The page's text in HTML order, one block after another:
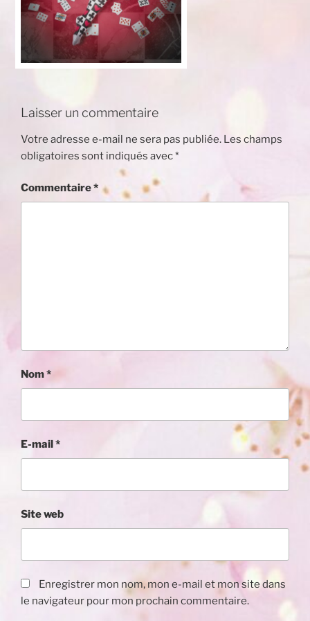
Laisser un commentaire
Votre adresse e-mail ne sera pas publiée. Les champs
obligatoires sont indiqués avec*
Commentaire*
Nom*
E-mail*
Site web
Enregistrer mon nom, mon e-mail et mon site dans
le navigateur pour mon prochain commentaire.